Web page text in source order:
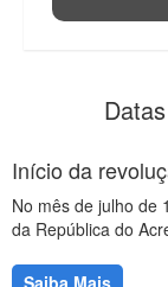
Início da
No mês de julho de
da República do
Saiba Mais